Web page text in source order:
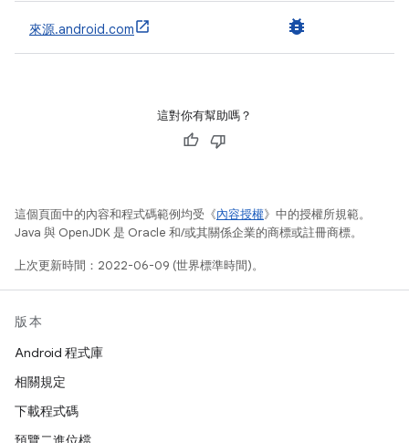
來源.android.com bug_report
這對你有幫助嗎？
這個頁面中的內容和程式碼範例均受《內容授權》中的授權所規範。
Java 與 OpenJDK 是 Oracle 和/或其關係企業的商標或註冊商標。
上次更新時間：2022-06-09 (世界標準時間)。
版本
Android 程式庫
相關規定
下載程式碼